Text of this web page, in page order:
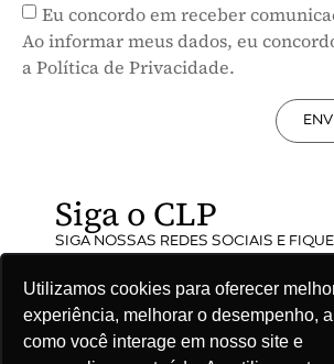
Utilizamos cookies para oferecer
experiência, melhorar o desempenho,
como você interage em nosso site e
Eu concordo em receber
Ao informar meus dados, eu
a Política de Privacidade.
Siga o CLP
SIGA NOSSAS REDES SOCIAIS E